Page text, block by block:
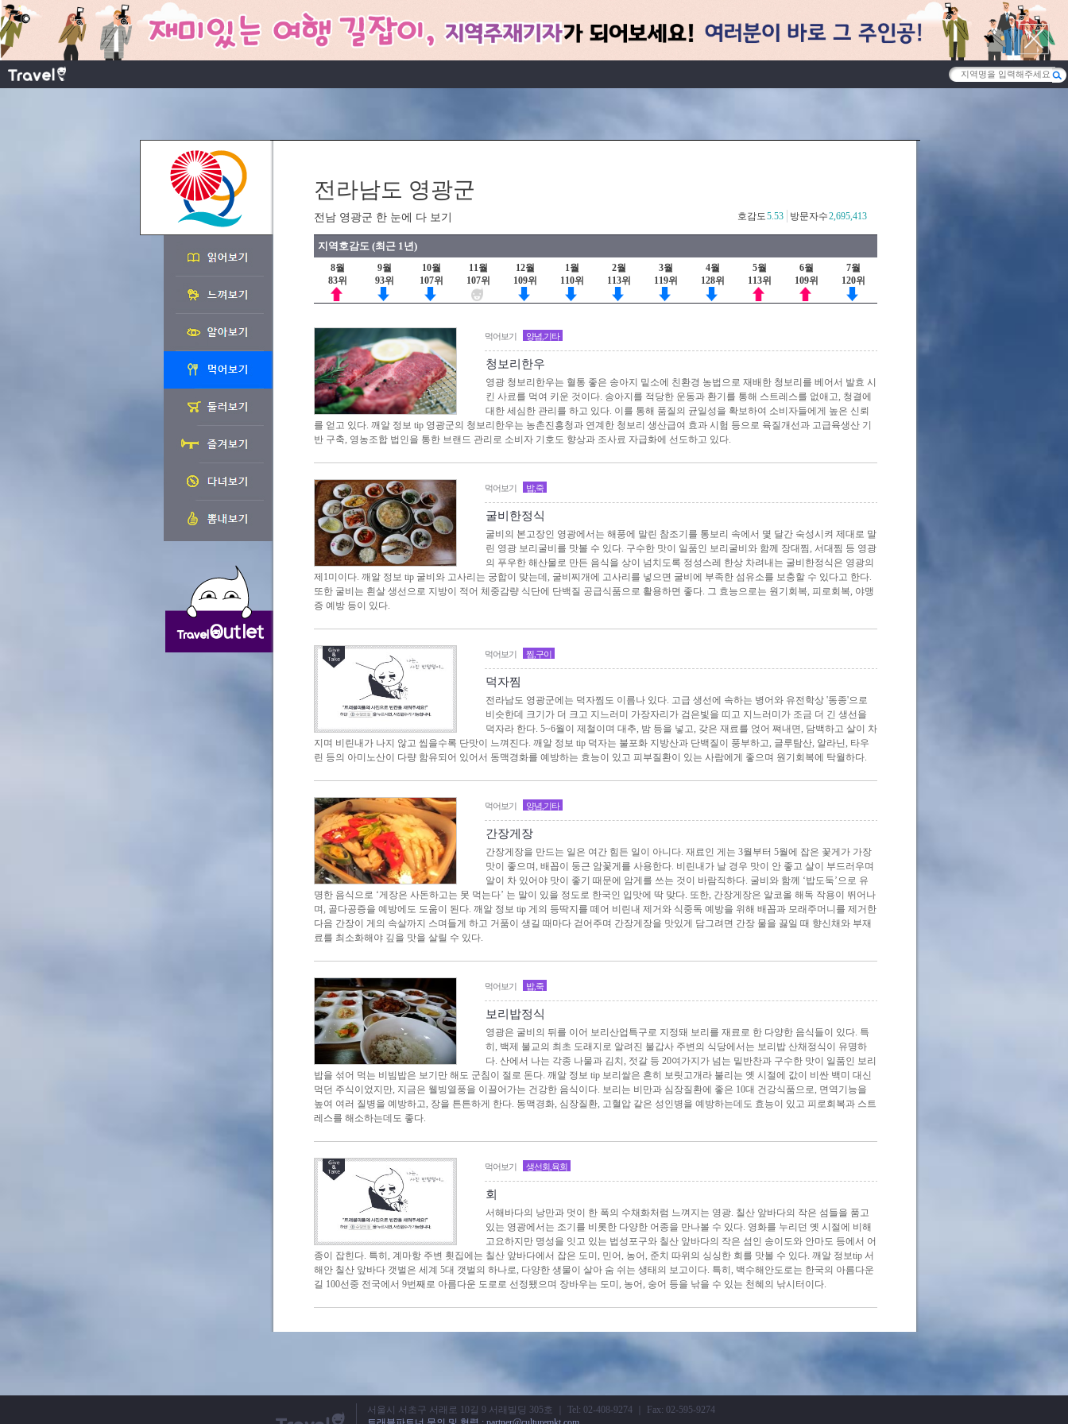
전라남도 영광군
전남 영광군 한 눈에 다 보기 방문자수2,695,413
호감도5.53
지역호감도 (최근 1년)
8월
83위
9월
93위
10월
107위
11월
107위
12월
109위
1월
110위
2월
113위
3월
119위
4월
128위
5월
113위
6월
109위
7월
120위
먹어보기 양념,기타
청보리한우
영광 청보리한우는 혈통 좋은 송아지 밑소에 친환경 농법으로 재배한 청보리를 베어서 발효 시
킨 사료를 먹여 키운 것이다. 송아지를 적당한 운동과 환기를 통해 스트레스를 없애고, 청결에
대한 세심한 관리를 하고 있다. 이를 통해 품질의 균일성을 확보하여 소비자들에게 높은 신뢰
를 얻고 있다. 깨알 정보 tip 영광군의 청보리한우는 농촌진흥청과 연계한 청보리 생산급여 효과 시험 등으로 육질개선과 고급육생산 기
반 구축, 영농조합 법인을 통한 브랜드 관리로 소비자 기호도 향상과 조사료 자급화에 선도하고 있다.
먹어보기 밥,죽
굴비한정식
굴비의 본고장인 영광에서는 해풍에 말린 참조기를 통보리 속에서 몇 달간 숙성시켜 제대로 말
린 영광 보리굴비를 맛볼 수 있다. 구수한 맛이 일품인 보리굴비와 함께 장대찜, 서대찜 등 영광
의 푸우한 해산물로 만든 음식을 상이 넘치도록 정성스레 한상 차려내는 굴비한정식은 영광의
제1미이다. 깨알 정보 tip 굴비와 고사리는 궁합이 맞는데, 굴비찌개에 고사리를 넣으면 굴비에 부족한 섬유소를 보충할 수 있다고 한다.
또한 굴비는 흰살 생선으로 지방이 적어 체중감량 식단에 단백질 공급식품으로 활용하면 좋다. 그 효능으로는 원기회복, 피로회복, 야맹
증 예방 등이 있다.
먹어보기 찜,구이
덕자찜
전라남도 영광군에는 덕자찜도 이름나 있다. 고급 생선에 속하는 병어와 유전학상 '동종'으로
비슷한데 크기가 더 크고 지느러미 가장자리가 검은빛을 띠고 지느러미가 조금 더 긴 생선을
덕자라 한다. 5~6월이 제철이며 대추, 밤 등을 넣고, 갖은 재료를 얹어 쪄내면, 담백하고 살이 차
지며 비린내가 나지 않고 씹을수록 단맛이 느껴진다. 깨알 정보 tip 덕자는 불포화 지방산과 단백질이 풍부하고, 글루탐산, 알라닌, 타우
린 등의 아미노산이 다량 함유되어 있어서 동맥경화를 예방하는 효능이 있고 피부질환이 있는 사람에게 좋으며 원기회복에 탁월하다.
먹어보기 양념,기타
간장게장
간장게장을 만드는 일은 여간 힘든 일이 아니다. 재료인 게는 3월부터 5월에 잡은 꽃게가 가장
맛이 좋으며, 배꼽이 둥근 암꽃게를 사용한다. 비린내가 날 경우 맛이 안 좋고 살이 부드러우며
알이 차 있어야 맛이 좋기 때문에 암게를 쓰는 것이 바람직하다. 굴비와 함께 ‘밥도둑’으로 유
명한 음식으로 ‘게장은 사돈하고는 못 먹는다’ 는 말이 있을 정도로 한국인 입맛에 딱 맞다. 또한, 간장게장은 알코올 해독 작용이 뛰어나
며, 골다공증을 예방에도 도움이 된다. 깨알 정보 tip 게의 등딱지를 떼어 비린내 제거와 식중독 예방을 위해 배꼽과 모래주머니를 제거한
다음 간장이 게의 속살까지 스며들게 하고 거품이 생길 때마다 걷어주며 간장게장을 맛있게 담그려면 간장 물을 끓일 때 향신채와 부재
료를 최소화해야 깊을 맛을 살릴 수 있다.
먹어보기 밥,죽
보리밥정식
영광은 굴비의 뒤를 이어 보리산업특구로 지정돼 보리를 재료로 한 다양한 음식들이 있다. 특
히, 백제 불교의 최초 도래지로 알려진 불갑사 주변의 식당에서는 보리밥 산채정식이 유명하
다. 산에서 나는 각종 나물과 김치, 젓갈 등 20여가지가 넘는 밑반찬과 구수한 맛이 일품인 보리
밥을 섞어 먹는 비빔밥은 보기만 해도 군침이 절로 돈다. 깨알 정보 tip 보리쌀은 흔히 보릿고개라 불리는 옛 시절에 값이 비싼 백미 대신
먹던 주식이었지만, 지금은 웰빙열풍을 이끌어가는 건강한 음식이다. 보리는 비만과 심장질환에 좋은 10대 건강식품으로, 면역기능을
높여 여러 질병을 예방하고, 장을 튼튼하게 한다. 동맥경화, 심장질환, 고혈압 같은 성인병을 예방하는데도 효능이 있고 피로회복과 스트
레스를 해소하는데도 좋다.
먹어보기 생선회,육회
회
서해바다의 낭만과 멋이 한 폭의 수채화처럼 느껴지는 영광. 칠산 앞바다의 작은 섬들을 품고
있는 영광에서는 조기를 비롯한 다양한 어종을 만나볼 수 있다. 영화를 누리던 옛 시절에 비해
고요하지만 명성을 잇고 있는 법성포구와 칠산 앞바다의 작은 섬인 송이도와 안마도 등에서 어
종이 잡힌다. 특히, 계마항 주변 횟집에는 칠산 앞바다에서 잡은 도미, 민어, 농어, 준치 따위의 싱싱한 회를 맛볼 수 있다. 깨알 정보tip 서
해안 칠산 앞바다 갯벌은 세계 5대 갯벌의 하나로, 다양한 생물이 살아 숨 쉬는 생태의 보고이다. 특히, 백수해안도로는 한국의 아름다운
길 100선중 전국에서 9번째로 아름다운 도로로 선정됐으며 장바우는 도미, 농어, 숭어 등을 낚을 수 있는 천혜의 낚시터이다.
서울시 서초구 서래로 10길 9 서래빌딩 305호 ｜ Tel: 02-408-9274 ｜ Fax: 02-595-9274